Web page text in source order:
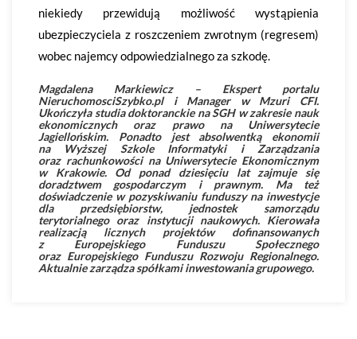
niekiedy przewidują możliwość wystąpienia
ubezpieczyciela z roszczeniem zwrotnym (regresem)
wobec najemcy odpowiedzialnego za szkodę.
Magdalena Markiewicz – Ekspert portalu
NieruchomosciSzybko.pl i Manager w Mzuri CFI.
Ukończyła studia doktoranckie na SGH w zakresie nauk
ekonomicznych oraz prawo na Uniwersytecie
Jagiellońskim. Ponadto jest absolwentką ekonomii
na Wyższej Szkole Informatyki i Zarządzania
oraz rachunkowości na Uniwersytecie Ekonomicznym
w Krakowie. Od ponad dziesięciu lat zajmuje się
doradztwem gospodarczym i prawnym. Ma też
doświadczenie w pozyskiwaniu funduszy na inwestycje
dla przedsiębiorstw, jednostek samorządu
terytorialnego oraz instytucji naukowych. Kierowała
realizacją licznych projektów dofinansowanych
z Europejskiego Funduszu Społecznego
oraz Europejskiego Funduszu Rozwoju Regionalnego.
Aktualnie zarządza spółkami inwestowania grupowego.